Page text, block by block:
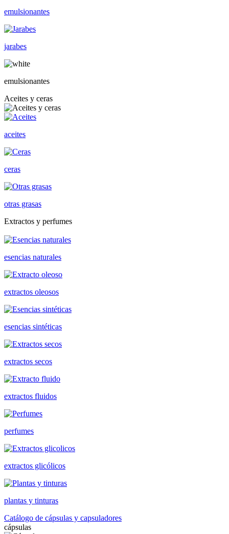
emulsionantes
jarabes
emulsionantes
Aceites y ceras
aceites
ceras
otras grasas
Extractos y perfumes
esencias naturales
extractos oleosos
esencias sintéticas
extractos secos
extractos fluidos
perfumes
extractos glicólicos
plantas y tinturas
Catálogo de cápsulas y capsuladores
cápsulas